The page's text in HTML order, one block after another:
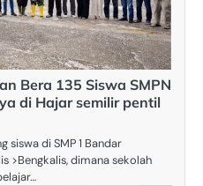
Bera 135 Siswa SMPN
di Hajar semilir pentil
siswa di SMP 1 Bandar
>Bengkalis, dimana sekolah